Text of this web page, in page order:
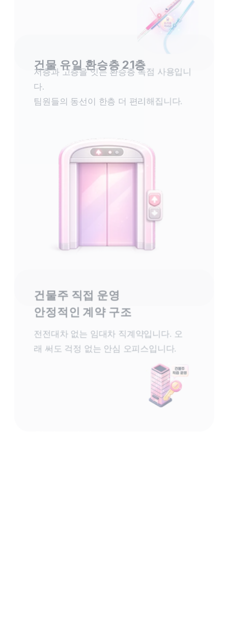
건물 유일 환승층 21층
저층과 고층을 잇는 환승층 독점 사용입니
다.
팀원들의 동선이 한층 더 편리해집니다.
건물주 직접 운영
안정적인 계약 구조
전전대차 없는 임대차 직계약입니다. 오
래 써도 걱정 없는 안심 오피스입니다.